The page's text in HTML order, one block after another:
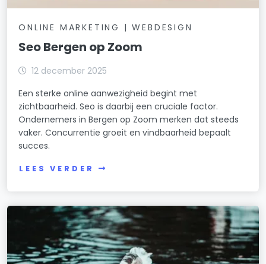
ONLINE MARKETING | WEBDESIGN
Seo Bergen op Zoom
12 december 2025
Een sterke online aanwezigheid begint met
zichtbaarheid. Seo is daarbij een cruciale factor.
Ondernemers in Bergen op Zoom merken dat steeds
vaker. Concurrentie groeit en vindbaarheid bepaalt
succes.
LEES VERDER